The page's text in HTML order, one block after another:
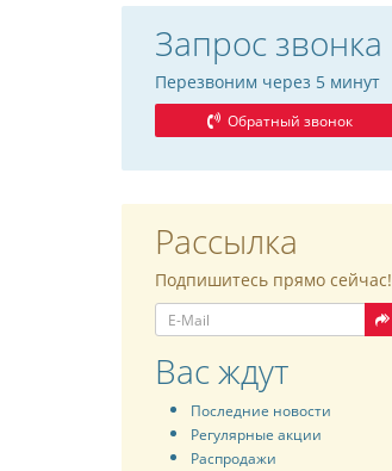
Запрос звонка
Перезвоним через 5 минут
Обратный звонок
Рассылка
Подпишитесь прямо сейчас!
Вас ждут
Последние новости
Регулярные акции
Распродажи